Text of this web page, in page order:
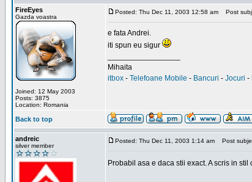
FireEyes
Gazda voastra
Joined: 12 May 2003
Posts: 3875
Location: Romania
Posted: Thu Dec 11, 2003 12:58 am Post
e fata Andrei.
iti spun eu sigur
Mihaita
itbox - Telefoane Mobile - Bancuri - Jocuri -
Back to top
andreic
silver member
Posted: Thu Dec 11, 2003 1:14 am Post
Probabil asa e daca stii exact. A scris in